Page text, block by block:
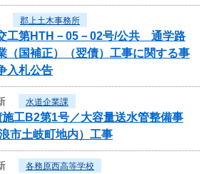
郡上土木事務所
工第HTH－05－02号/公共 通学路
（国補正）（翌債）工事に関する事
入札公告
水道企業課
施工B2第1号／大容量送水管整備事
市土岐町地内）工事
各務原西高等学校